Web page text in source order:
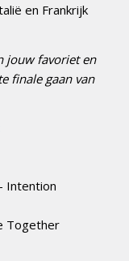
en Frankrijk
jouw favoriet en
finale gaan van
Intention
Together